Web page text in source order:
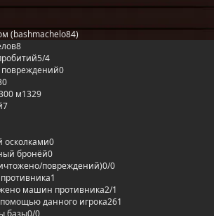
(bashmachelo84)
8
5/4
повреждений0
м1329
7
осколками0
бронёй0
повреждений)0/0
1
машин противника2/1
данного игрока261
базы0/0